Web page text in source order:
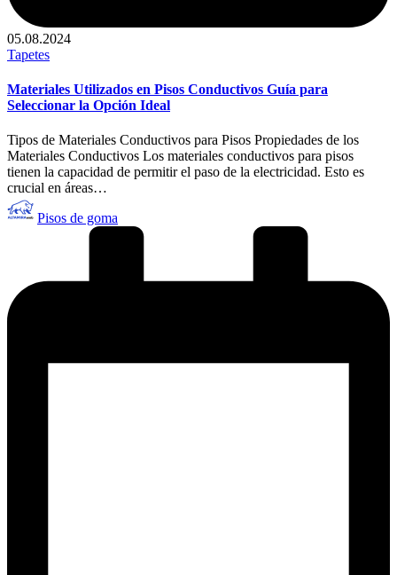
05.08.2024
Publicado
Tapetes
Materiales Utilizados en Pisos Conductivos Guía para
Seleccionar la Opción Ideal
Tipos de Materiales Conductivos para Pisos Propiedades de los
Materiales Conductivos Los materiales conductivos para pisos
tienen la capacidad de permitir el paso de la electricidad. Esto es
crucial en áreas…
Publicado
por
Pisos de goma